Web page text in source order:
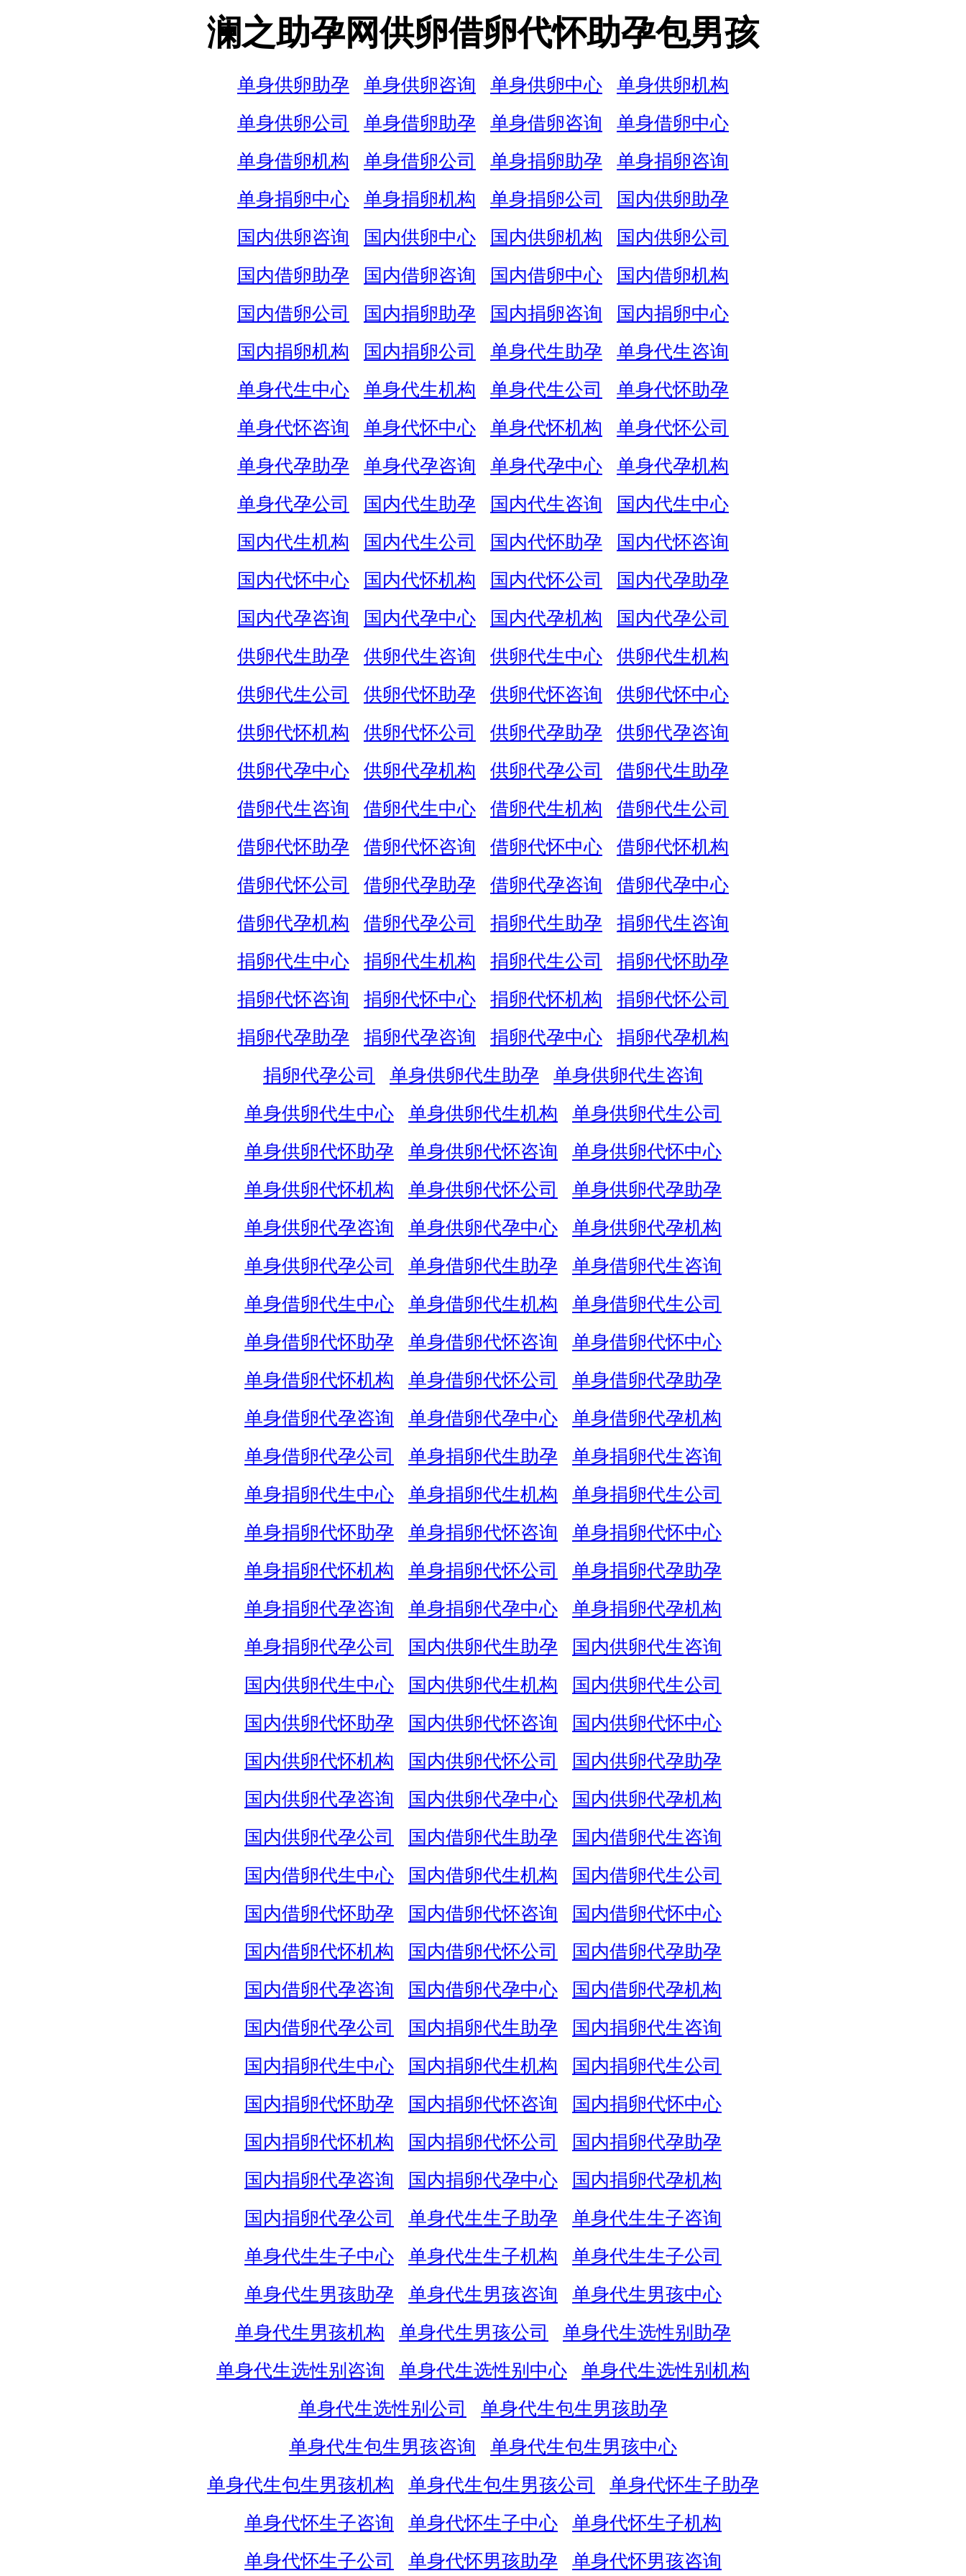
澜之助孕网供卵借卵代怀助孕包男孩
单身供卵助孕 单身供卵咨询 单身供卵中心
单身供卵机构
单身供卵公司
单身借卵助孕 单身借卵咨询
单身借卵中心
单身借卵机构
单身借卵公司 单身捐卵助孕
单身捐卵咨询
单身捐卵中心
单身捐卵机构 单身捐卵公司
国内供卵助孕
国内供卵咨询
国内供卵中心 国内供卵机构
国内供卵公司
国内借卵助孕
国内借卵咨询 国内借卵中心
国内借卵机构
国内借卵公司
国内捐卵助孕 国内捐卵咨询
国内捐卵中心
国内捐卵机构
国内捐卵公司 单身代生助孕
单身代生咨询
单身代生中心
单身代生机构 单身代生公司
单身代怀助孕
单身代怀咨询
单身代怀中心 单身代怀机构
单身代怀公司
单身代孕助孕
单身代孕咨询 单身代孕中心
单身代孕机构
单身代孕公司
国内代生助孕 国内代生咨询
国内代生中心
国内代生机构
国内代生公司 国内代怀助孕
国内代怀咨询
国内代怀中心
国内代怀机构 国内代怀公司
国内代孕助孕
国内代孕咨询
国内代孕中心 国内代孕机构
国内代孕公司
供卵代生助孕
供卵代生咨询 供卵代生中心
供卵代生机构
供卵代生公司
供卵代怀助孕 供卵代怀咨询
供卵代怀中心
供卵代怀机构
供卵代怀公司 供卵代孕助孕
供卵代孕咨询
供卵代孕中心
供卵代孕机构 供卵代孕公司
借卵代生助孕
借卵代生咨询
借卵代生中心 借卵代生机构
借卵代生公司
借卵代怀助孕
借卵代怀咨询 借卵代怀中心
借卵代怀机构
借卵代怀公司
借卵代孕助孕 借卵代孕咨询
借卵代孕中心
借卵代孕机构
借卵代孕公司 捐卵代生助孕
捐卵代生咨询
捐卵代生中心
捐卵代生机构 捐卵代生公司
捐卵代怀助孕
捐卵代怀咨询
捐卵代怀中心 捐卵代怀机构
捐卵代怀公司
捐卵代孕助孕
捐卵代孕咨询 捐卵代孕中心
捐卵代孕机构
捐卵代孕公司
单身供卵代生助孕
单身供卵代生咨询
单身供卵代生中心
单身供卵代生机构
单身供卵代生公司
单身供卵代怀助孕
单身供卵代怀咨询
单身供卵代怀中心
单身供卵代怀机构
单身供卵代怀公司
单身供卵代孕助孕
单身供卵代孕咨询
单身供卵代孕中心
单身供卵代孕机构
单身供卵代孕公司
单身借卵代生助孕
单身借卵代生咨询
单身借卵代生中心
单身借卵代生机构
单身借卵代生公司
单身借卵代怀助孕
单身借卵代怀咨询
单身借卵代怀中心
单身借卵代怀机构
单身借卵代怀公司
单身借卵代孕助孕
单身借卵代孕咨询
单身借卵代孕中心
单身借卵代孕机构
单身借卵代孕公司
单身捐卵代生助孕
单身捐卵代生咨询
单身捐卵代生中心
单身捐卵代生机构
单身捐卵代生公司
单身捐卵代怀助孕
单身捐卵代怀咨询
单身捐卵代怀中心
单身捐卵代怀机构
单身捐卵代怀公司
单身捐卵代孕助孕
单身捐卵代孕咨询
单身捐卵代孕中心
单身捐卵代孕机构
单身捐卵代孕公司
国内供卵代生助孕
国内供卵代生咨询
国内供卵代生中心
国内供卵代生机构
国内供卵代生公司
国内供卵代怀助孕
国内供卵代怀咨询
国内供卵代怀中心
国内供卵代怀机构
国内供卵代怀公司
国内供卵代孕助孕
国内供卵代孕咨询
国内供卵代孕中心
国内供卵代孕机构
国内供卵代孕公司
国内借卵代生助孕
国内借卵代生咨询
国内借卵代生中心
国内借卵代生机构
国内借卵代生公司
国内借卵代怀助孕
国内借卵代怀咨询
国内借卵代怀中心
国内借卵代怀机构
国内借卵代怀公司
国内借卵代孕助孕
国内借卵代孕咨询
国内借卵代孕中心
国内借卵代孕机构
国内借卵代孕公司
国内捐卵代生助孕
国内捐卵代生咨询
国内捐卵代生中心
国内捐卵代生机构
国内捐卵代生公司
国内捐卵代怀助孕
国内捐卵代怀咨询
国内捐卵代怀中心
国内捐卵代怀机构
国内捐卵代怀公司
国内捐卵代孕助孕
国内捐卵代孕咨询
国内捐卵代孕中心
国内捐卵代孕机构
国内捐卵代孕公司
单身代生生子助孕
单身代生生子咨询
单身代生生子中心
单身代生生子机构
单身代生生子公司
单身代生男孩助孕
单身代生男孩咨询
单身代生男孩中心
单身代生男孩机构
单身代生男孩公司
单身代生选性别助孕
单身代生选性别咨询
单身代生选性别中心
单身代生选性别机构
单身代生选性别公司
单身代生包生男孩助孕
单身代生包生男孩咨询
单身代生包生男孩中心
单身代生包生男孩机构
单身代生包生男孩公司
单身代怀生子助孕
单身代怀生子咨询
单身代怀生子中心
单身代怀生子机构
单身代怀生子公司
单身代怀男孩助孕 单身代怀男孩咨询